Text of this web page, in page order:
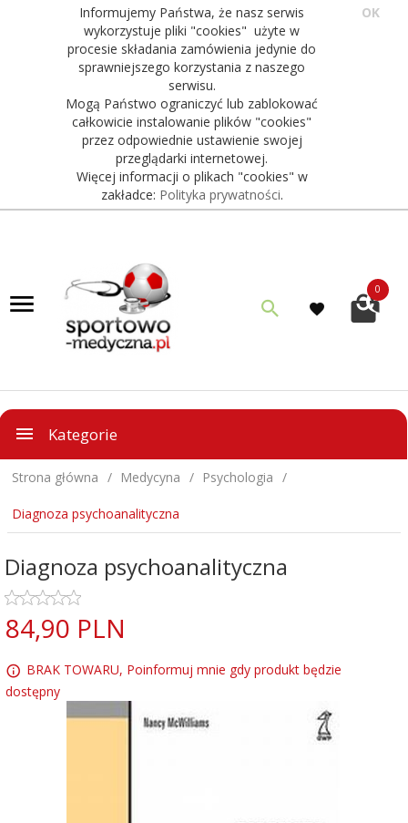
Informujemy Państwa, że nasz serwis
wykorzystuje pliki "cookies" użyte w
procesie składania zamówienia jedynie do
sprawniejszego korzystania z naszego
serwisu.
Mogą Państwo ograniczyć lub zablokować
całkowicie instalowanie plików "cookies"
przez odpowiednie ustawienie swojej
przeglądarki internetowej.
Więcej informacji o plikach "cookies" w
zakładce: Polityka prywatności.
OK
0
Kategorie
Strona główna Medycyna Psychologia
Diagnoza psychoanalityczna
Diagnoza psychoanalityczna
84,90 PLN
BRAK TOWARU, Poinformuj mnie gdy produkt będzie
dostępny